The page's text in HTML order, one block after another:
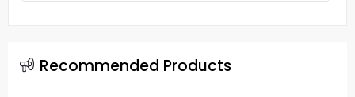
Recommended Products